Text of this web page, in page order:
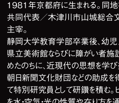
1981年京都府に生まれる。同
共同代表／木津川市山城総合
主宰。
静岡大学教育学部卒業後、幼
県立美術館ならびに障がい者施
めたのちに、近現代の思想を学び
朝日新聞文化財団などの助成を得
て特別研究員として研鑽を積む。ヒ